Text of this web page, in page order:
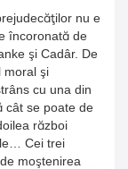
nu e
încoronată de
şi Cadâr. De
moral şi
cu una din
cât se poate de
război
Cei trei
moştenirea